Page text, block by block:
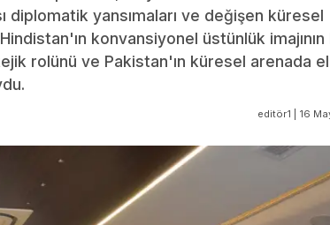
diplomatik yansımaları ve değişen küresel
konvansiyonel üstünlük imajının
rolünü ve Pakistan'ın küresel arenada
editör1 | 16